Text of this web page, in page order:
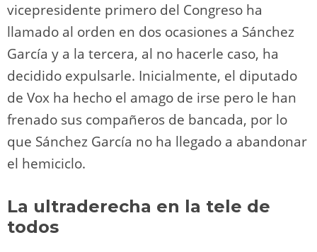
vicepresidente primero del Congreso ha
llamado al orden en dos ocasiones a Sánchez
García y a la tercera, al no hacerle caso, ha
decidido expulsarle. Inicialmente, el diputado
de Vox ha hecho el amago de irse pero le han
frenado sus compañeros de bancada, por lo
que Sánchez García no ha llegado a abandonar
el hemiciclo.
La ultraderecha en la tele de
todos